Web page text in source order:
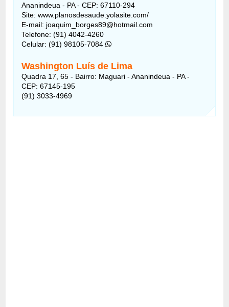
Ananindeua - PA - CEP: 67110-294
Site: www.planosdesaude.yolasite.com/
E-mail: joaquim_borges89@hotmail.com
Telefone: (91) 4042-4260
Celular: (91) 98105-7084
Washington Luís de Lima
Quadra 17, 65 - Bairro: Maguari - Ananindeua - PA -
CEP: 67145-195
(91) 3033-4969